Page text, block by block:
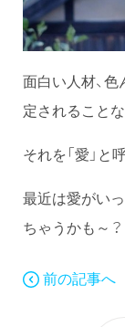
面白い人材、
定されること
それを「愛」と
最近は愛がい
ちゃうかも～？
前の記事へ